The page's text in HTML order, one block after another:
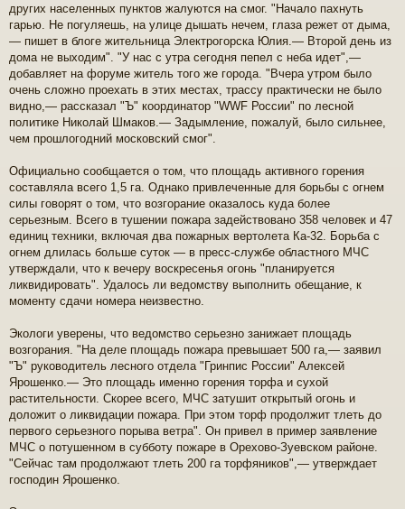
других населенных пунктов жалуются на смог. "Начало пахнуть
гарью. Не погуляешь, на улице дышать нечем, глаза режет от дыма,
— пишет в блоге жительница Электрогорска Юлия.— Второй день из
дома не выходим". "У нас с утра сегодня пепел с неба идет",—
добавляет на форуме житель того же города. "Вчера утром было
очень сложно проехать в этих местах, трассу практически не было
видно,— рассказал "Ъ" координатор "WWF России" по лесной
политике Николай Шмаков.— Задымление, пожалуй, было сильнее,
чем прошлогодний московский смог".
Официально сообщается о том, что площадь активного горения
составляла всего 1,5 га. Однако привлеченные для борьбы с огнем
силы говорят о том, что возгорание оказалось куда более
серьезным. Всего в тушении пожара задействовано 358 человек и 47
единиц техники, включая два пожарных вертолета Ка-32. Борьба с
огнем длилась больше суток — в пресс-службе областного МЧС
утверждали, что к вечеру воскресенья огонь "планируется
ликвидировать". Удалось ли ведомству выполнить обещание, к
моменту сдачи номера неизвестно.
Экологи уверены, что ведомство серьезно занижает площадь
возгорания. "На деле площадь пожара превышает 500 га,— заявил
"Ъ" руководитель лесного отдела "Гринпис России" Алексей
Ярошенко.— Это площадь именно горения торфа и сухой
растительности. Скорее всего, МЧС затушит открытый огонь и
доложит о ликвидации пожара. При этом торф продолжит тлеть до
первого серьезного порыва ветра". Он привел в пример заявление
МЧС о потушенном в субботу пожаре в Орехово-Зуевском районе.
"Сейчас там продолжают тлеть 200 га торфяников",— утверждает
господин Ярошенко.